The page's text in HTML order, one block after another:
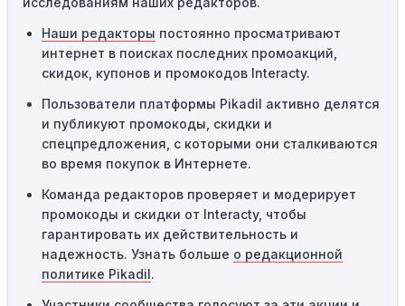
сумма в корзине не соответствует указанному порогу,
код не сработает.
Географические ограничения:Действие некоторых
промокодов может быть ограничено определенными
местами или регионами. Если вы находитесь за
пределами указанного региона, то код не будет
применяться.
предназначены только для однократного
использования. Если код уже был использован кем-то
другим, он не будет действовать повторно.
Технические сбои:
Наши редакторы постоянно просматривают
интернет в поисках последних промоакций,
скидок, купонов и промокодов Interacty.
Пользователи платформы Pikadil активно делятся
и публикуют промокоды, скидки и
спецпредложения, с которыми они сталкиваются
во время покупок в Интернете.
Команда редакторов проверяет и модерирует
промокоды и скидки от Interacty, чтобы
гарантировать их действительность и
надежность. Узнать больше о редакционной
политике Pikadil.